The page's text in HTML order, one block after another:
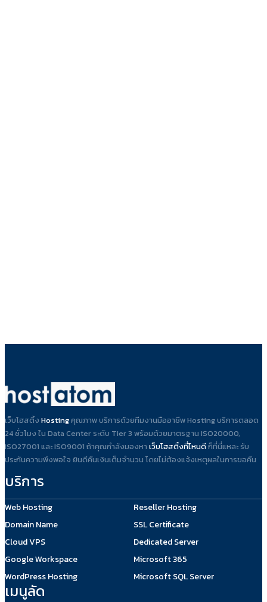
เว็บโฮสติ้ง Hostingคุณภาพ บริการด้วยทีมงานมืออาชีพ Hosting บริการตลอด
24 ชั่วโมง ใน Data Center ระดับ Tier 3 พร้อมด้วยมาตรฐาน ISO20000,
ISO27001 และ ISO9001 ถ้าคุณกำลังมองหา เว็บโฮสติ้งที่ไหนดีก็ที่นี่แหละ รับ
ประกันความพึงพอใจ ยินดีคืนเงินเต็มจำนวน โดยไม่ต้องแจ้งเหตุผลในการขอคืน
บริการ
Web Hosting
Domain Name
Cloud VPS
Google Workspace
WordPress Hosting
Reseller Hosting
SSL Certificate
Dedicated Server
Microsoft 365
Microsoft SQL Server
เมนูลัด